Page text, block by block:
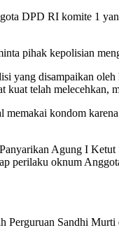
DPD RI komite 1
pihak kepolisian
yang disampaikan
telah melecehkan,
kondom
Agung I
perilaku oknum
Sandhi Murti